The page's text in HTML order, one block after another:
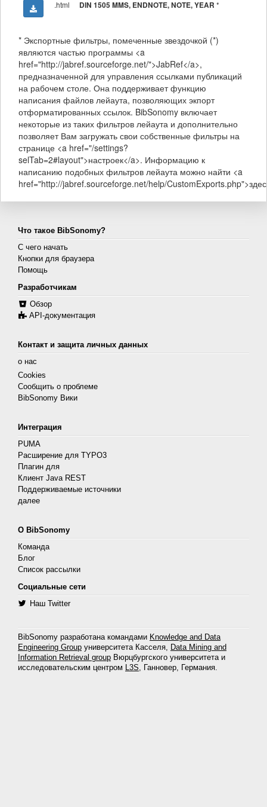
.html DIN 1505 MMS, ENDNOTE, NOTE, YEAR *
* Экспортные фильтры, помеченные звездочкой (*)
являются частью программы <a
href="http://jabref.sourceforge.net/">JabRef</a>,
предназначенной для управления ссылками публикаций
на рабочем столе. Она поддерживает функцию
написания файлов лейаута, позволяющих экпорт
отформатированных ссылок. BibSonomy включает
некоторые из таких фильтров лейаута и дополнительно
позволяет Вам загружать свои собственные фильтры на
странице <a href="/settings?
selTab=2#layout">настроек</a>. Информацию к
написанию подобных фильтров лейаута можно найти <a
href="http://jabref.sourceforge.net/help/
Что такое BibSonomy?
С чего начать
Кнопки для браузера
Помощь
Разработчикам
Обзор
API-документация
Контакт и защита личных данных
о нас
Cookies
Сообщить о проблеме
BibSonomy Вики
Интеграция
PUMA
Расширение для TYPO3
Плагин для
Клиент Java REST
Поддерживаемые источники
далее
О BibSonomy
Команда
Блог
Список рассылки
Социальные сети
Наш Twitter
BibSonomy разработана командами Knowledge and Data
Engineering Group университета Касселя, Data Mining and
Information Retrieval group Вюрцбургского университета и
исследовательским центром L3S, Ганновер, Германия.